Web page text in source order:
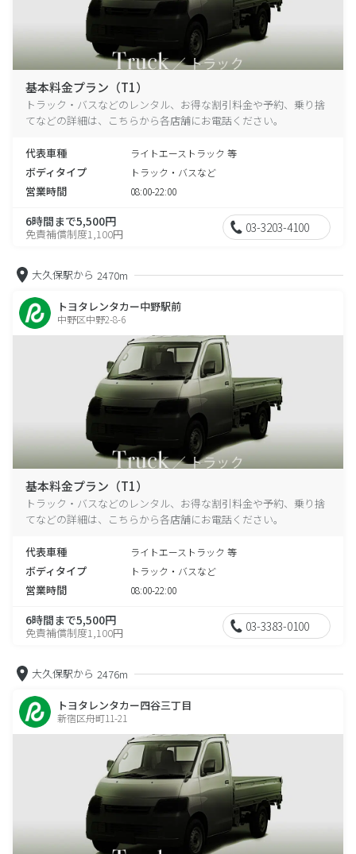
基本料金プラン（T1）
トラック・バスなどのレンタル、お得な割引料金や予約、乗り捨
てなどの詳細は、こちらから各店舗にお電話ください。
代表車種 ライトエーストラック 等
ボディタイプ トラック・バスなど
営業時間 08:00-22:00
6時間まで5,500円
免責補償制度1,100円 03-3203-4100
大久保駅から 2470m
トヨタレンタカー中野駅前
中野区中野2-8-6
基本料金プラン（T1）
トラック・バスなどのレンタル、お得な割引料金や予約、乗り捨
てなどの詳細は、こちらから各店舗にお電話ください。
代表車種 ライトエーストラック 等
ボディタイプ トラック・バスなど
営業時間 08:00-22:00
6時間まで5,500円
免責補償制度1,100円 03-3383-0100
大久保駅から 2476m
トヨタレンタカー四谷三丁目
新宿区舟町11-21